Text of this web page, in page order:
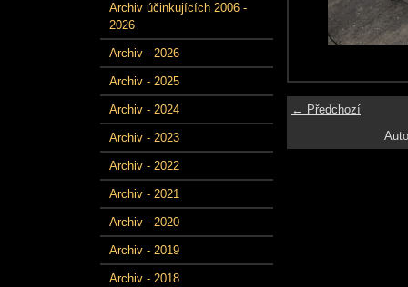
Archiv účinkujících 2006 -
2026
Archiv - 2026
Archiv - 2025
Archiv - 2024
Archiv - 2023
Archiv - 2022
Archiv - 2021
Archiv - 2020
Archiv - 2019
Archiv - 2018
← Předchozí